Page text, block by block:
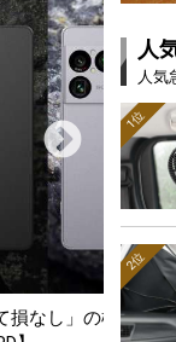
半
薄着になる季
人
人気
1位
2位